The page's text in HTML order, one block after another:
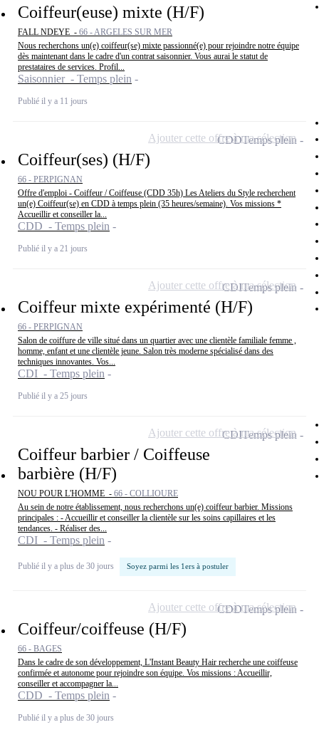
Coiffeur(euse) mixte (H/F)
FALL NDEYE - 66 - ARGELES SUR MER
Nous recherchons un(e) coiffeur(se) mixte passionné(e) pour rejoindre notre équipe
dès maintenant dans le cadre d'un contrat saisonnier. Vous aurai le statut de
prestataires de services. Profil...
Saisonnier - Temps plein
Publié il y a 11 jours
Coiffeur(ses) (H/F)
66 - PERPIGNAN
Offre d'emploi - Coiffeur / Coiffeuse (CDD 35h) Les Ateliers du Style recherchent
un(e) Coiffeur(se) en CDD à temps plein (35 heures/semaine). Vos missions *
Accueillir et conseiller la...
CDD - Temps plein
Publié il y a 21 jours
CDDTemps plein
Ajouter cette offre à ma sélection
Coiffeur mixte expérimenté (H/F)
66 - PERPIGNAN
Salon de coiffure de ville situé dans un quartier avec une clientèle familiale femme ,
homme, enfant et une clientèle jeune. Salon très moderne spécialisé dans des
techniques innovantes. Vos...
CDI - Temps plein
Publié il y a 25 jours
CDITemps plein
Ajouter cette offre à ma sélection
Coiffeur barbier / Coiffeuse
barbière (H/F)
NOU POUR L'HOMME - 66 - COLLIOURE
Au sein de notre établissement, nous recherchons un(e) coiffeur barbier. Missions
principales : - Accueillir et conseiller la clientèle sur les soins capillaires et les
tendances. - Réaliser des...
CDI - Temps plein
Publié il y a plus de 30 jours Soyez parmi les 1ers à postuler
CDITemps plein
Ajouter cette offre à ma sélection
Coiffeur/coiffeuse (H/F)
66 - BAGES
Dans le cadre de son développement, L'Instant Beauty Hair recherche une coiffeuse
confirmée et autonome pour rejoindre son équipe. Vos missions : Accueillir,
conseiller et accompagner la...
CDD - Temps plein
Publié il y a plus de 30 jours
CDDTemps plein
Ajouter cette offre à ma sélection